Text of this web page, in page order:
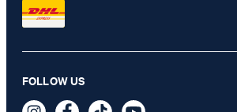
FOLLOW US